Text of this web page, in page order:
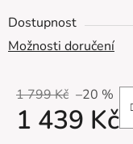
Dostupnost
Možnosti doručení
1 799 Kč –20 %
1 439 Kč